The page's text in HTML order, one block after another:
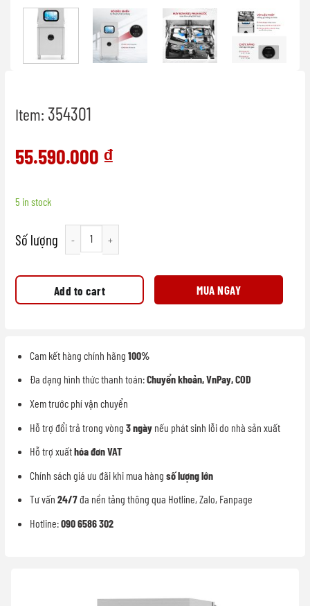
Item: 354301
55.590.000 ₫
5 in stock
Máy rửa chén đĩa công nghiệp quantity
Add to cart MUA NGAY
Cam kết hàng chính hãng 100%
Đa dạng hình thức thanh toán:Chuyển khoản, VnPay, COD
Xem trước phí vận chuyển
Hỗ trợ đổi trả trong vòng 3 ngày nếu phát sinh lỗi do nhà sản xuất
Hỗ trợ xuấthóa đơn VAT
Chính sách giá ưu đãi khi mua hàng số lượng lớn
Tư vấn 24/7đa nền tảng thông qua Hotline, Zalo, Fanpage
Hotline:090 6586 302